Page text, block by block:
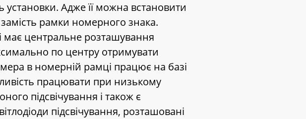
установки. Адже її можна встановити
рамки номерного знака.
центральне розташування
по центру отримувати
в номерній рамці працює на базі
працювати при низькому
підсвічування і також є
підсвічування, розташовані